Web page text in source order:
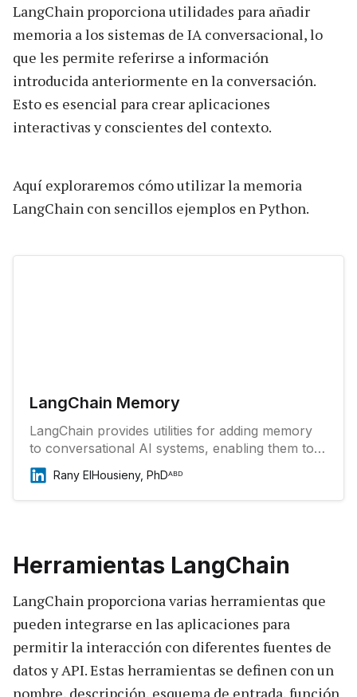
LangChain proporciona utilidades para añadir
memoria a los sistemas de IA conversacional, lo
que les permite referirse a información
introducida anteriormente en la conversación.
Esto es esencial para crear aplicaciones
interactivas y conscientes del contexto.
Aquí exploraremos cómo utilizar la memoria
LangChain con sencillos ejemplos en Python.
LangChain Memory
LangChain provides utilities for adding memory
to conversational AI systems, enabling them to
refer to information introduced earlier in the
conversation. This is essential for creating
interactive and context-aware applications.
Rany ElHousieny, PhDᴬᴮᴰ
Herramientas LangChain
LangChain proporciona varias herramientas que
pueden integrarse en las aplicaciones para
permitir la interacción con diferentes fuentes de
datos y API. Estas herramientas se definen con un
nombre, descripción, esquema de entrada, función